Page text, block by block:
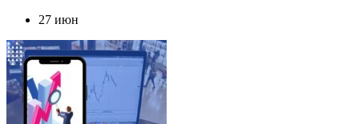
27 июн